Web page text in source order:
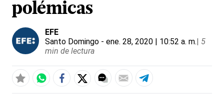
polémicas
EFE
Santo Domingo - ene. 28, 2020 | 10:52 a. m.| 5
min de lectura